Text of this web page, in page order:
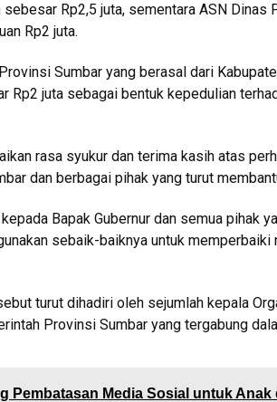
sebesar Rp2,5 juta, sementara ASN
Rp2 juta.
Sumbar yang berasal dari
Rp2 juta sebagai bentuk kepedulian
rasa syukur dan terima kasih atas
dan berbagai pihak yang turut
Bapak Gubernur dan semua pihak
sebaik-baiknya untuk memperbaiki
turut dihadiri oleh sejumlah kepala
Provinsi Sumbar yang tergabung
Pembatasan Media Sosial untuk Anak